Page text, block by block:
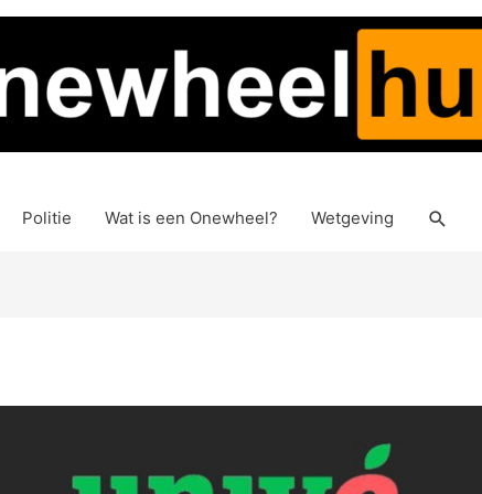
Politie Wat is een Onewheel? Wetgeving